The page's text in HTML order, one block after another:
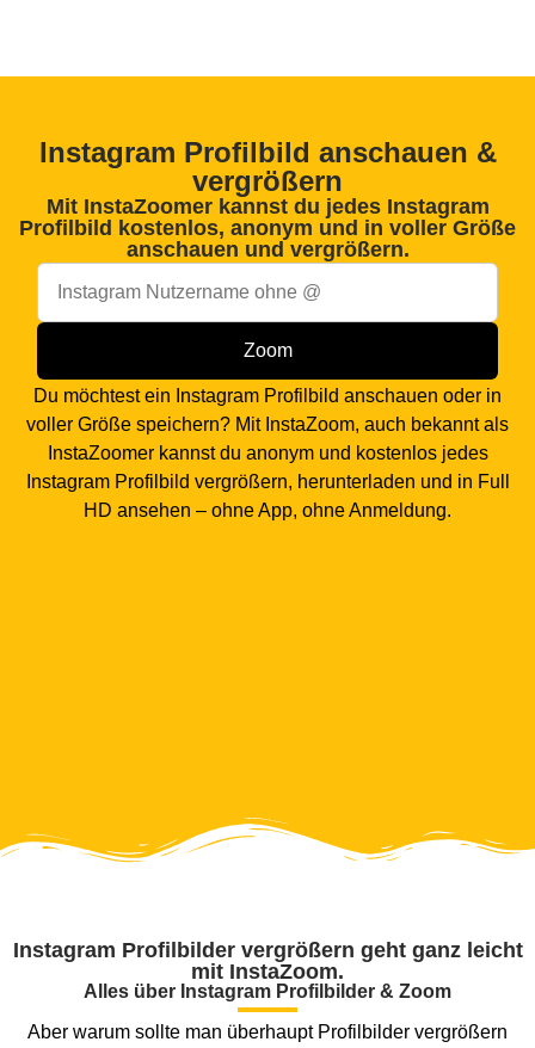
Instagram Profilbild anschauen &
vergrößern
Mit InstaZoomer kannst du jedes Instagram
Profilbild kostenlos, anonym und in voller Größe
anschauen und vergrößern.
Du möchtest ein Instagram Profilbild anschauen oder in
voller Größe speichern? Mit InstaZoom, auch bekannt als
InstaZoomer kannst du anonym und kostenlos jedes
Instagram Profilbild vergrößern, herunterladen und in Full
HD ansehen – ohne App, ohne Anmeldung.
Instagram Profilbilder vergrößern geht ganz leicht
mit InstaZoom.
Alles über Instagram Profilbilder & Zoom
Aber warum sollte man überhaupt Profilbilder vergrößern